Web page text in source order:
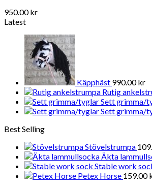
950.00kr
Latest
Käpphäst 990.00kr
Rutig
Sett grimma/
Sett grimma/
Best Selling
Stövelstrumpa
Äkta
Stable work
Petex Horse 159.00